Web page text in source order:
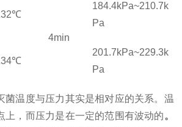
4min
184.4kPa~210.7k
Pa
201.7kPa~229.3k
Pa
菌温度与压力其实是相对应的关系。温
上，而压力是在一定的范围有波动的 。